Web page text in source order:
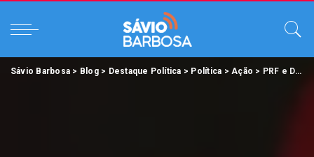
Sávio Barbosa > Blog> Destaque Política > Política >Ação > PRF e Detran Pará realizam ação natalina no Hospital Oncológico Infantil Otávio Lobo e emocionam crianças e famílias.